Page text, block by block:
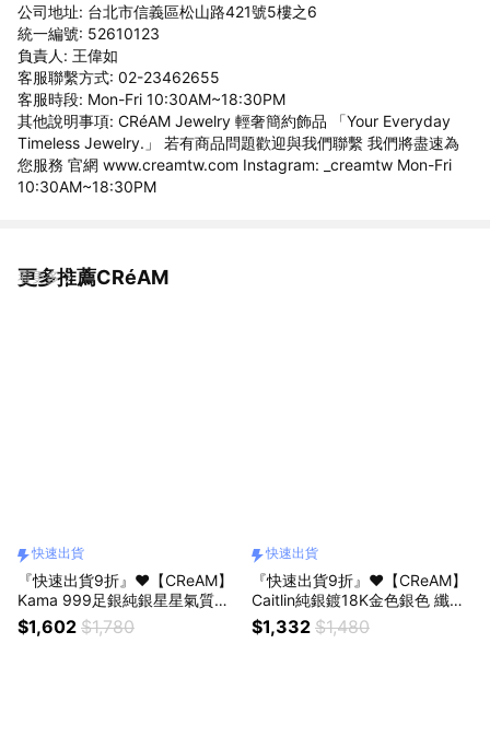
公司地址: 台北市信義區松山路421號5樓之6
統一編號: 52610123
負責人: 王偉如
客服聯繫方式: 02-23462655
客服時段: Mon-Fri 10:30AM~18:30PM
其他說明事項: CRéAM Jewelry 輕奢簡約飾品 「Your Everyday
Timeless Jewelry.」 若有商品問題歡迎與我們聯繫 我們將盡速為
您服務 官網 www.creamtw.com Instagram: _creamtw Mon-Fri
10:30AM~18:30PM
更多推薦CRéAM
看更多
快速出貨
『快速出貨9折』❤️【CReAM】
Kama 999足銀純銀星星氣質銀
色女項鍊頸鍊項鏈 #禮盒 #浪漫
送禮 #生日禮盒 #情人禮物 #生
$1,602 $1,780
快速出貨
『快速出貨9折』❤️【CReAM】
Caitlin純銀鍍18K金色銀色 纖細
方形蛇鍊 #禮盒 #浪漫送禮 #生
日禮盒 #情人禮物 #生日禮物
$1,332 $1,480